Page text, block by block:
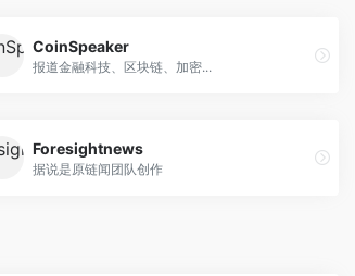
CoinSpeaker
报道金融科技、区块链、加密...
Foresightnews
据说是原链闻团队创作